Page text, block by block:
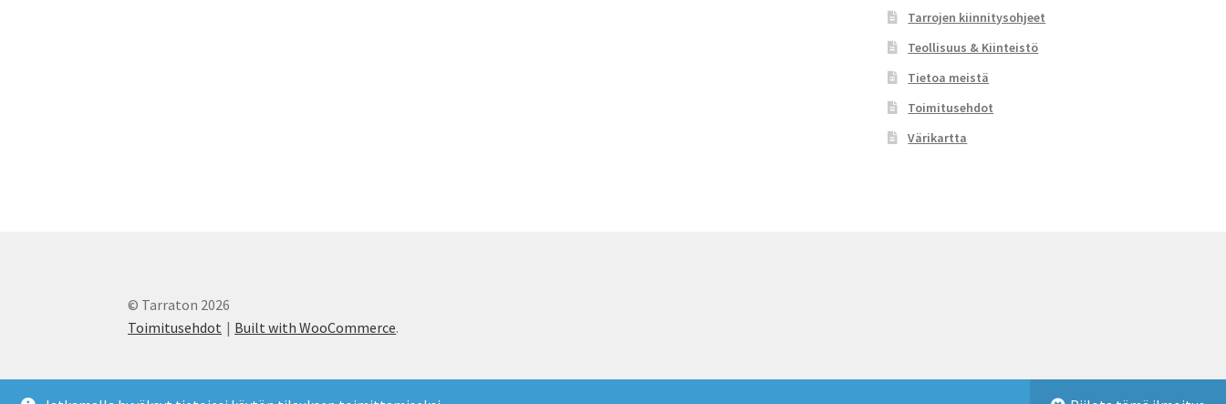
Tarrojen kiinnitysohjeet
Teollisuus & Kiinteistö
Tietoa meistä
Toimitusehdot
Värikartta
© Tarraton 2026
Toimitusehdot
Built with WooCommerce.